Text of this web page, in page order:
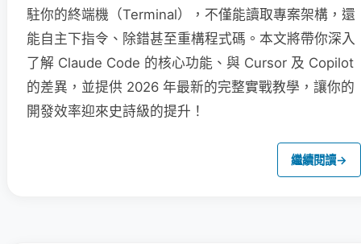
駐你的終端機（Terminal），不僅能讀取專案架構，還
能自主下指令、除錯甚至重構程式碼。本文將帶你深入
了解 Claude Code 的核心功能、與 Cursor 及 Copilot
的差異，並提供 2026 年最新的完整實戰教學，讓你的
開發效率迎來史詩級的提升！
繼續閱讀→